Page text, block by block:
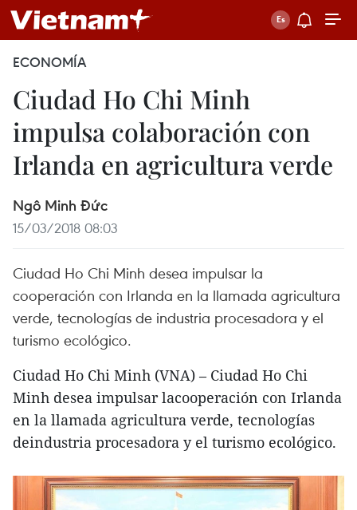
ECONOMÍA
Ciudad Ho Chi Minh
impulsa colaboración con
Irlanda en agricultura verde
Ngô Minh Đức
15/03/2018 08:03
Ciudad Ho Chi Minh desea impulsar la
cooperación con Irlanda en la llamada agricultura
verde, tecnologías de industria procesadora y el
turismo ecológico.
Ciudad Ho Chi Minh (VNA) – Ciudad Ho Chi
Minh desea impulsar lacooperación con Irlanda
en la llamada agricultura verde, tecnologías
deindustria procesadora y el turismo ecológico.